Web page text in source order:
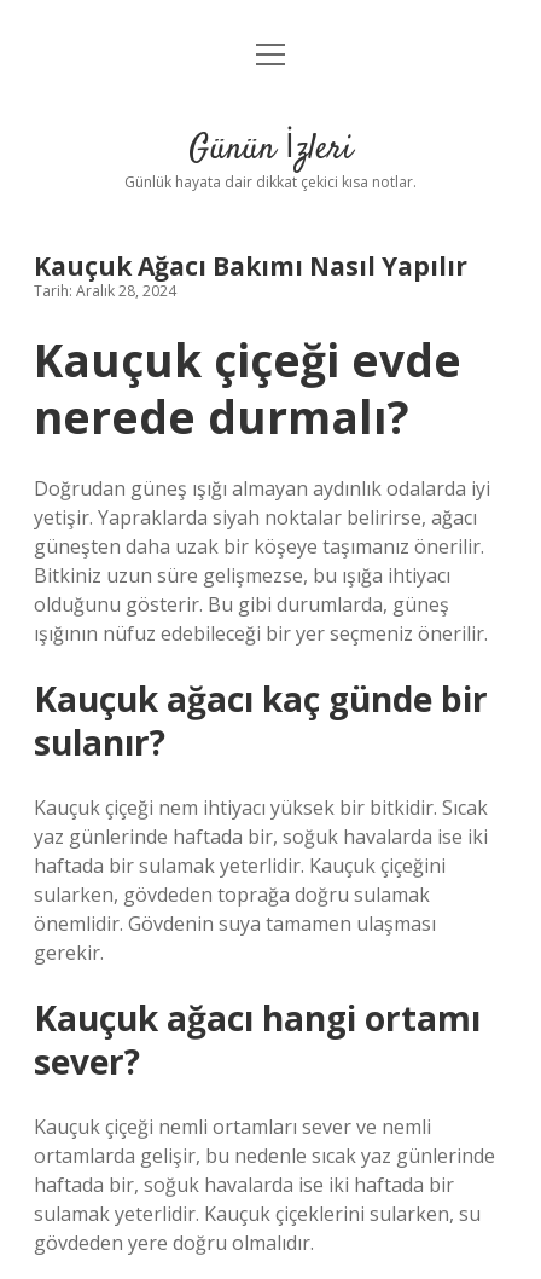
Anasayfa
Yasal Uyarı
menüyü
Günün İzleri
Günlük hayata dair dikkat çekici kısa notlar.
Kauçuk Ağacı Bakımı Nasıl Yapılır
Tarih: Aralık 28, 2024
Kauçuk çiçeği evde
nerede durmalı?
Doğrudan güneş ışığı almayan aydınlık odalarda iyi
yetişir. Yapraklarda siyah noktalar belirirse, ağacı
güneşten daha uzak bir köşeye taşımanız önerilir.
Bitkiniz uzun süre gelişmezse, bu ışığa ihtiyacı
olduğunu gösterir. Bu gibi durumlarda, güneş
ışığının nüfuz edebileceği bir yer seçmeniz önerilir.
Kauçuk ağacı kaç günde bir
sulanır?
Kauçuk çiçeği nem ihtiyacı yüksek bir bitkidir. Sıcak
yaz günlerinde haftada bir, soğuk havalarda ise iki
haftada bir sulamak yeterlidir. Kauçuk çiçeğini
sularken, gövdeden toprağa doğru sulamak
önemlidir. Gövdenin suya tamamen ulaşması
gerekir.
Kauçuk ağacı hangi ortamı
sever?
Kauçuk çiçeği nemli ortamları sever ve nemli
ortamlarda gelişir, bu nedenle sıcak yaz günlerinde
haftada bir, soğuk havalarda ise iki haftada bir
sulamak yeterlidir. Kauçuk çiçeklerini sularken, su
gövdeden yere doğru olmalıdır.